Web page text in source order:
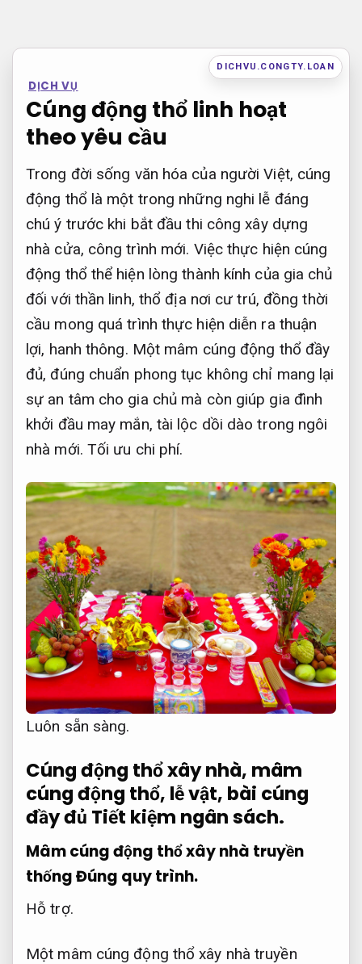
dung
DICHVU.CONGTY.LOAN
DỊCH VỤ
Cúng động thổ linh hoạt
theo yêu cầu
Trong đời sống văn hóa của người Việt, cúng
động thổ là một trong những nghi lễ đáng
chú ý trước khi bắt đầu thi công xây dựng
nhà cửa, công trình mới. Việc thực hiện cúng
động thổ thể hiện lòng thành kính của gia chủ
đối với thần linh, thổ địa nơi cư trú, đồng thời
cầu mong quá trình thực hiện diễn ra thuận
lợi, hanh thông. Một mâm cúng động thổ đầy
đủ, đúng chuẩn phong tục không chỉ mang lại
sự an tâm cho gia chủ mà còn giúp gia đình
khởi đầu may mắn, tài lộc dồi dào trong ngôi
nhà mới. Tối ưu chi phí.
Luôn sẵn sàng.
Cúng động thổ xây nhà, mâm
cúng động thổ, lễ vật, bài cúng
đầy đủ Tiết kiệm ngân sách.
Mâm cúng động thổ xây nhà truyền
thốngĐúng quy trình.
Hỗ trợ.
Một mâm cúng động thổ xây nhà truyền